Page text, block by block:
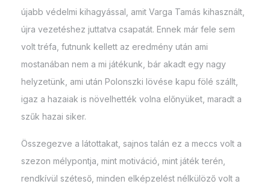
újabb védelmi kihagyással, amit Varga Tamás kihasznált,
újra vezetéshez juttatva csapatát. Ennek már fele sem
volt tréfa, futnunk kellett az eredmény után ami
mostanában nem a mi játékunk, bár akadt egy nagy
helyzetünk, ami után Polonszki lövése kapu fölé szállt,
igaz a hazaiak is növelhették volna előnyüket, maradt a
szűk hazai siker.
Összegezve a látottakat, sajnos talán ez a meccs volt a
szezon mélypontja, mint motiváció, mint játék terén,
rendkívül széteső, minden elképzelést nélkülöző volt a